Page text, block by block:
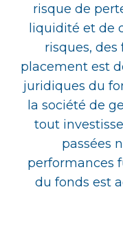
risque de
liquidité et de
risques, des
placement est
juridiques du
la société de
tout
passées
performances
du fonds est